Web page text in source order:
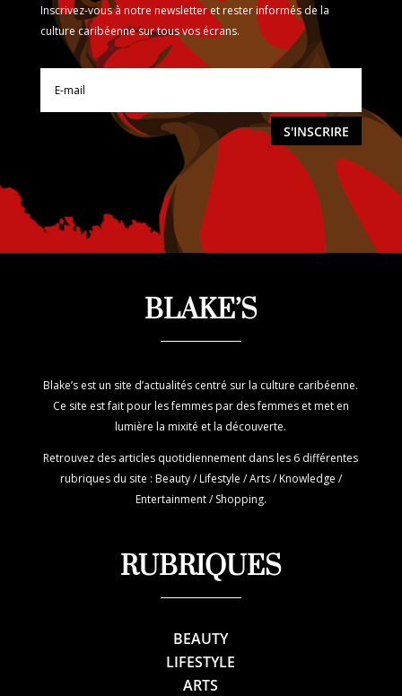
Inscrivez-vous à notre newsletter et rester informés de la
culture caribéenne sur tous vos écrans.
S'INSCRIRE
BLAKE’S
Blake’s est un site d’actualités centré sur la culture caribéenne.
Ce site est fait pour les femmes par des femmes et met en
lumière la mixité et la découverte.
Retrouvez des articles quotidiennement dans les 6 différentes
rubriques du site : Beauty / Lifestyle / Arts / Knowledge /
Entertainment / Shopping.
RUBRIQUES
BEAUTY
LIFESTYLE
ARTS